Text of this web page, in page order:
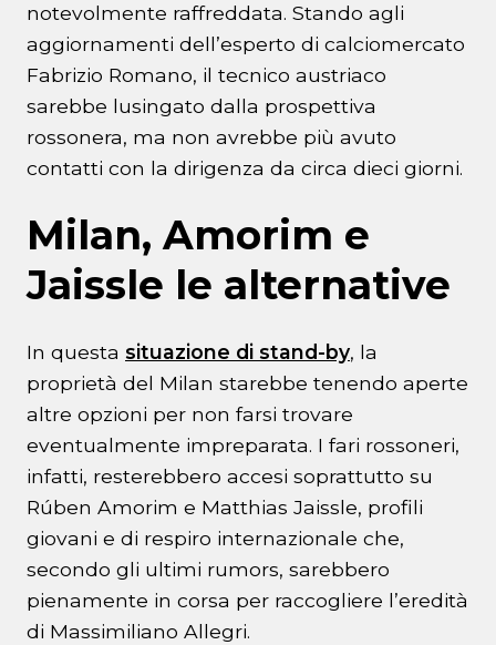
notevolmente raffreddata. Stando agli
aggiornamenti dell’esperto di calciomercato
Fabrizio Romano, il tecnico austriaco
sarebbe lusingato dalla prospettiva
rossonera, ma non avrebbe più avuto
contatti con la dirigenza da circa dieci giorni.
Milan, Amorim e
Jaissle le alternative
In questa situazione di stand-by, la
proprietà del Milan starebbe tenendo aperte
altre opzioni per non farsi trovare
eventualmente impreparata. I fari rossoneri,
infatti, resterebbero accesi soprattutto su
Rúben Amorim e Matthias Jaissle, profili
giovani e di respiro internazionale che,
secondo gli ultimi rumors, sarebbero
pienamente in corsa per raccogliere l’eredità
di Massimiliano Allegri.